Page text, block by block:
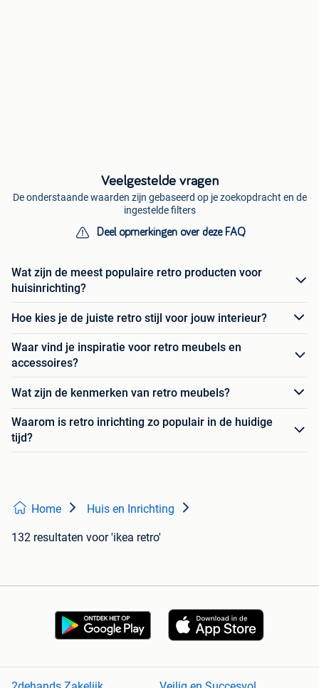
Veelgestelde vragen
De onderstaande waarden zijn gebaseerd op je zoekopdracht en de
ingestelde filters
Deel opmerkingen over deze FAQ
Wat zijn de meest populaire retro producten voor
huisinrichting?
Hoe kies je de juiste retro stijl voor jouw interieur?
Waar vind je inspiratie voor retro meubels en
accessoires?
Wat zijn de kenmerken van retro meubels?
Waarom is retro inrichting zo populair in de huidige
tijd?
Home Huis en Inrichting
132 resultaten voor 'ikea retro'